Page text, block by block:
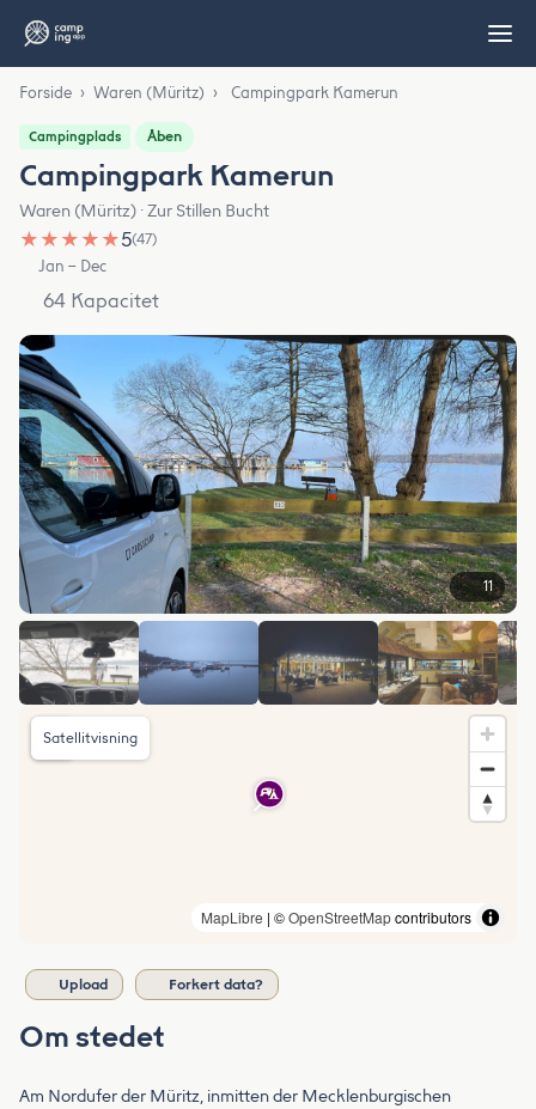
Forside › Waren (Müritz) › Campingpark Kamerun
Campingplads Åben
Campingpark Kamerun
Waren (Müritz) · Zur Stillen Bucht
★ ★ ★ ★ ★5(47)
Jan – Dec
64 Kapacitet
11
MapLibre | ©OpenStreetMapcontributors
Satellitvisning
Upload Forkert data?
Om stedet
Am Nordufer der Müritz, inmitten der Mecklenburgischen